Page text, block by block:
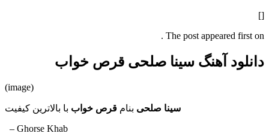
[]
The post appeared first on .
دانلود آهنگ سینا صلحی قرص خواب
(image)
سینا صلحی بنام قرص خواب با بالاترین کیفیت
– Ghorse Khab